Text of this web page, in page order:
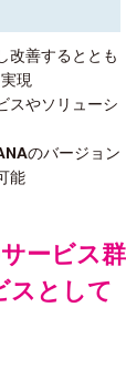
改善するととも
現
スやソリューシ
のバージョン
能
ービス群
スとして